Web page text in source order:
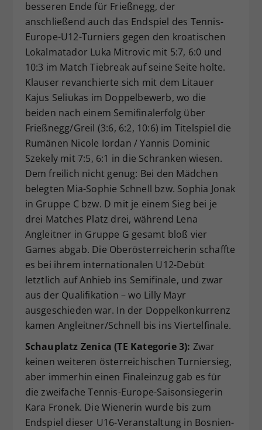
besseren Ende für Frießnegg, der
anschließend auch das Endspiel des Tennis-
Europe-U12-Turniers gegen den kroatischen
Lokalmatador Luka Mitrovic mit 5:7, 6:0 und
10:3 im Match Tiebreak auf seine Seite holte.
Klauser revanchierte sich mit dem Litauer
Kajus Seliukas im Doppelbewerb, wo die
beiden nach einem Semifinalerfolg über
Frießnegg/Greil (3:6, 6:2, 10:6) im Titelspiel die
Rumänen Nicole Iordan / Yannis Dominic
Szekely mit 7:5, 6:1 in die Schranken wiesen.
Dem freilich nicht genug: Bei den Mädchen
belegten Mia-Sophie Schnell bzw. Sophia Jonak
in Gruppe C bzw. D mit je einem Sieg bei je
drei Matches Platz drei, während Lena
Angleitner in Gruppe G gesamt bloß vier
Games abgab. Die Oberösterreicherin schaffte
es bei ihrem internationalen U12-Debüt
letztlich auf Anhieb ins Semifinale, und zwar
aus der Qualifikation – wo Lilly Mayr
ausgeschieden war. In der Doppelkonkurrenz
kamen Angleitner/Schnell bis ins Viertelfinale.
Schauplatz Zenica (TE Kategorie 3): Zwar
keinen weiteren österreichischen Turniersieg,
aber immerhin einen Finaleinzug gab es für
die zweifache Tennis-Europe-Saisonsiegerin
Kara Fronek. Die Wienerin wurde bis zum
Endspiel dieser U16-Veranstaltung in Bosnien-